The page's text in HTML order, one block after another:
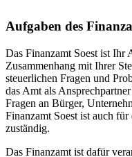
Aufgaben des
Das Finanzamt Soest ist Ihr
Zusammenhang mit Ihrer
steuerlichen Fragen und
das Amt als
Fragen an Bürger,
Finanzamt Soest ist auch für
zuständig.
Das Finanzamt ist dafür